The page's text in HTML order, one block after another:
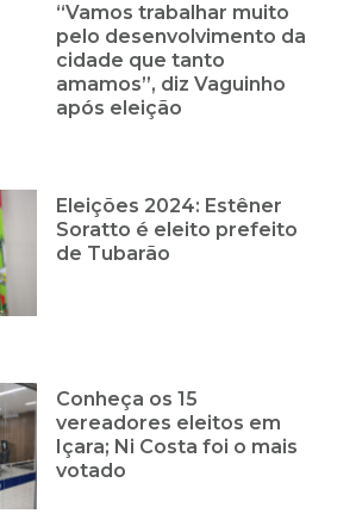
“Vamos trabalhar muito
pelo desenvolvimento da
cidade que tanto
amamos”, diz Vaguinho
após eleição
Eleições 2024: Estêner
Soratto é eleito prefeito
de Tubarão
Conheça os 15
vereadores eleitos em
Içara; Ni Costa foi o mais
votado